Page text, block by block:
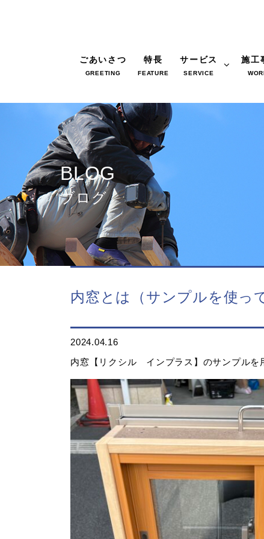
ごあいさつ
GREETING
特長
FEATURE
サービス
SERVICE
施工
BLOG
ブログ
内窓とは（サンプルを使っ
2024.04.16
内窓【リクシル インプラス】のサンプルを